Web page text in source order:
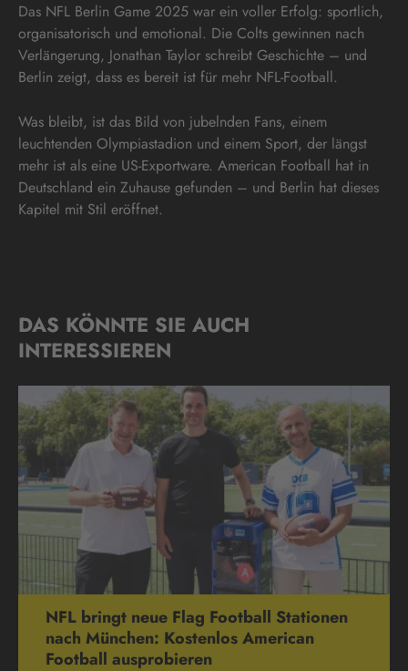
Das NFL Berlin Game 2025 war ein voller Erfolg: sportlich,
organisatorisch und emotional. Die Colts gewinnen nach
Verlängerung, Jonathan Taylor schreibt Geschichte – und
Berlin zeigt, dass es bereit ist für mehr NFL-Football.
Was bleibt, ist das Bild von jubelnden Fans, einem
leuchtenden Olympiastadion und einem Sport, der längst
mehr ist als eine US-Exportware. American Football hat in
Deutschland ein Zuhause gefunden – und Berlin hat dieses
Kapitel mit Stil eröffnet.
DAS KÖNNTE SIE AUCH
INTERESSIEREN
NFL bringt neue Flag Football Stationen
nach München: Kostenlos American
Football ausprobieren